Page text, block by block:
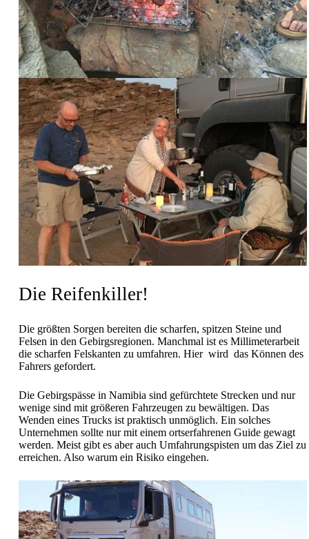
Die Reifenkiller!
Die größten Sorgen bereiten die scharfen, spitzen Steine und
Felsen in den Gebirgsregionen. Manchmal ist es Millimeterarbeit
die scharfen Felskanten zu umfahren. Hier wird das Können des
Fahrers gefordert.
Die Gebirgspässe in Namibia sind gefürchtete Strecken und nur
wenige sind mit größeren Fahrzeugen zu bewältigen. Das
Wenden eines Trucks ist praktisch unmöglich. Ein solches
Unternehmen sollte nur mit einem ortserfahrenen Guide gewagt
werden. Meist gibt es aber auch Umfahrungspisten um das Ziel zu
erreichen. Also warum ein Risiko eingehen.